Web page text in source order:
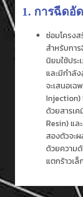
1. การฉีดอั
ซ่อมโครง
สำหรับกา
นิยมใช้ปร
และมีกำลั
จะเสนอเ
Injection)
ด้วยสารเ
Resin) แล
สองตัวจะ
ด้วยความ
แตกร้าวเล็